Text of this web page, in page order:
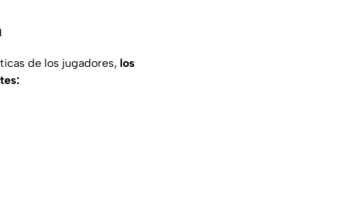
de los jugadores, los